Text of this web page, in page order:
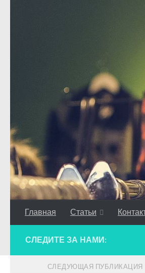
Главная Статьи
СЛЕДИТЕ ЗА НАМИ:
СЛЕДУЮЩАЯ ПУБЛИКАЦИЯ